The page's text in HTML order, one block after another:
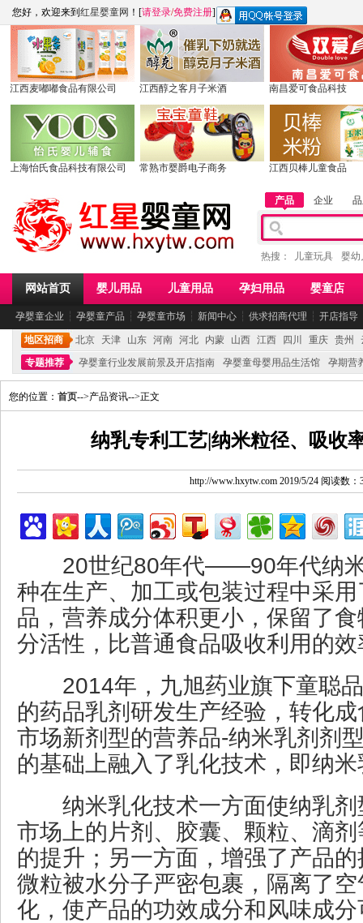
您好，欢迎来到 红星婴童网 ！[请登录/免费注册]
江西麦嘟嘟食品有限公司 江西醇之客月子米酒 南昌爱可食品科技
上海怡氏食品科技有限公司 常熟市婴爵电子商务 江西贝棒儿童食品
产品 企业
热搜： 儿童玩具 婴幼
网站首页 婴儿用品 儿童用品 孕妇用品 婴童店
孕婴童企业 ┆ 孕婴童产品 ┆ 孕婴童市场 ┆ 新闻中心 ┆ 供求招商代理 ┆ 开店指导
地区招商 北京 天津 山东 河南 河北 内蒙 山西 江西 四川 重庆 贵州
专题推荐
孕婴童行业发展前景及开店指南 孕婴童母婴用品生活馆 孕期营
您的位置： 首页-->产品资讯-->正文
纳乳专利工艺|纳米粒径、吸收
http://www.hxytw.com 2019/5/24 阅读数：
20世纪80年代——90年代纳米
种在生产、加工或包装过程中采
品，营养成分体积更小，保留了
分活性，比普通食品吸收利用的
2014年，九旭药业旗下童聪品
的药品乳剂研发生产经验，转化
市场新剂型的营养品-纳米乳剂剂
的基础上融入了乳化技术，即纳
纳米乳化技术一方面使纳乳剂
市场上的片剂、胶囊、颗粒、滴
的提升；另一方面，增强了产品
微粒被水分子严密包裹，隔离了
化，使产品的功效成分和风味成